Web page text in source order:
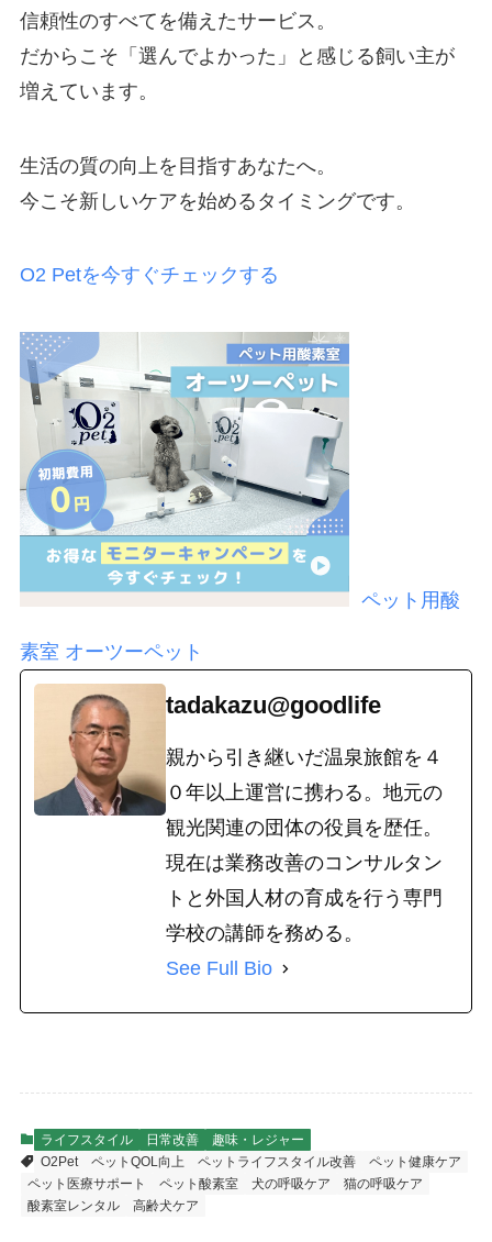
信頼性のすべてを備えたサービス。
だからこそ「選んでよかった」と感じる飼い主が
増えています。
生活の質の向上を目指すあなたへ。
今こそ新しいケアを始めるタイミングです。
O2 Petを今すぐチェックする
ペット用酸
素室 オーツーペット
tadakazu@goodlife
親から引き継いだ温泉旅館を４
０年以上運営に携わる。地元の
観光関連の団体の役員を歴任。
現在は業務改善のコンサルタン
トと外国人材の育成を行う専門
学校の講師を務める。
See Full Bio
ライフスタイル 日常改善
趣味・レジャー
O2Pet
ペットQOL向上 ペットライフスタイル改善
ペット健康ケア
ペット医療サポート
ペット酸素室 犬の呼吸ケア
猫の呼吸ケア
酸素室レンタル
高齢犬ケア